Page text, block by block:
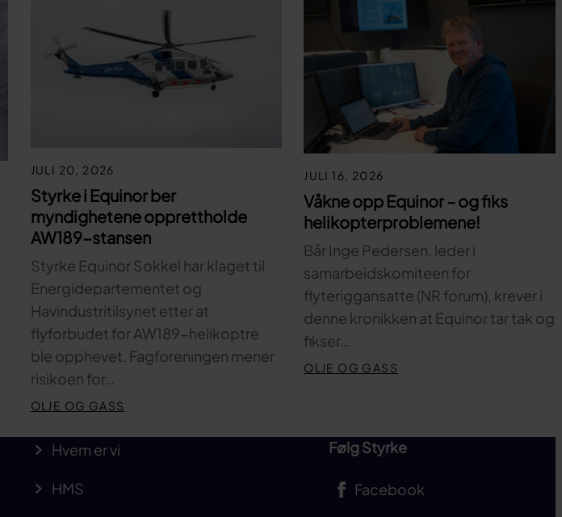
JULI 20, 2026
Styrke i Equinor ber
myndighetene opprettholde
AW189-stansen
Styrke Equinor Sokkel har klaget til
Energidepartementet og
Havindustritilsynet etter at
flyforbudet for AW189-helikoptre
ble opphevet. Fagforeningen mener
risikoen for…
OLJE OG GASS
JULI 16, 2026
Våkne opp Equinor – og fiks
helikopterproblemene!
Bår Inge Pedersen, leder i
samarbeidskomiteen for
flyteriggansatte (NR forum), krever i
denne kronikken at Equinor tar tak og
fikser…
OLJE OG GASS
Hvem er vi
HMS
Følg Styrke
Facebook